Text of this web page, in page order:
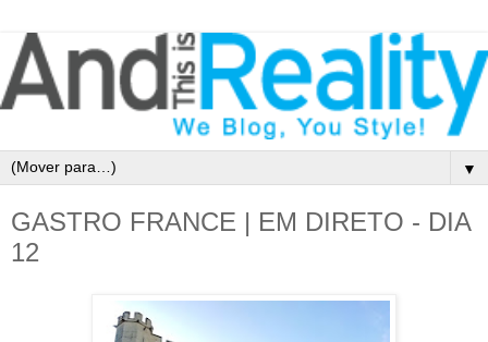
▼
GASTRO FRANCE | EM DIRETO - DIA
12